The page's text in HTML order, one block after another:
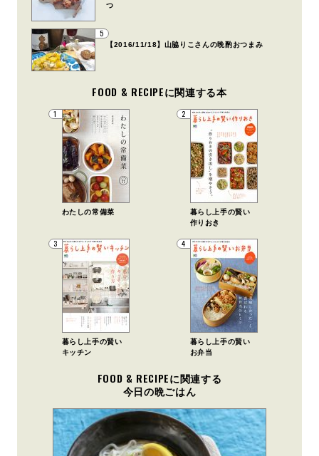
つ
5
【2016/11/18】山脇りこさんの晩酌おつまみ
FOOD & RECIPEに関連する本
1
わたしの常備菜
2
暮らし上手の賢い
作りおき
3
暮らし上手の賢い
キッチン
4
暮らし上手の賢い
お弁当
FOOD & RECIPEに関連する
今日の晩ごはん